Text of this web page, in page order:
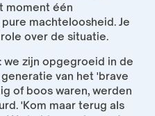
moment één
machteloosheid. Je
over de situatie.
zijn opgegroeid in de
van het 'brave
of boos waren, werden
'Kom maar terug als